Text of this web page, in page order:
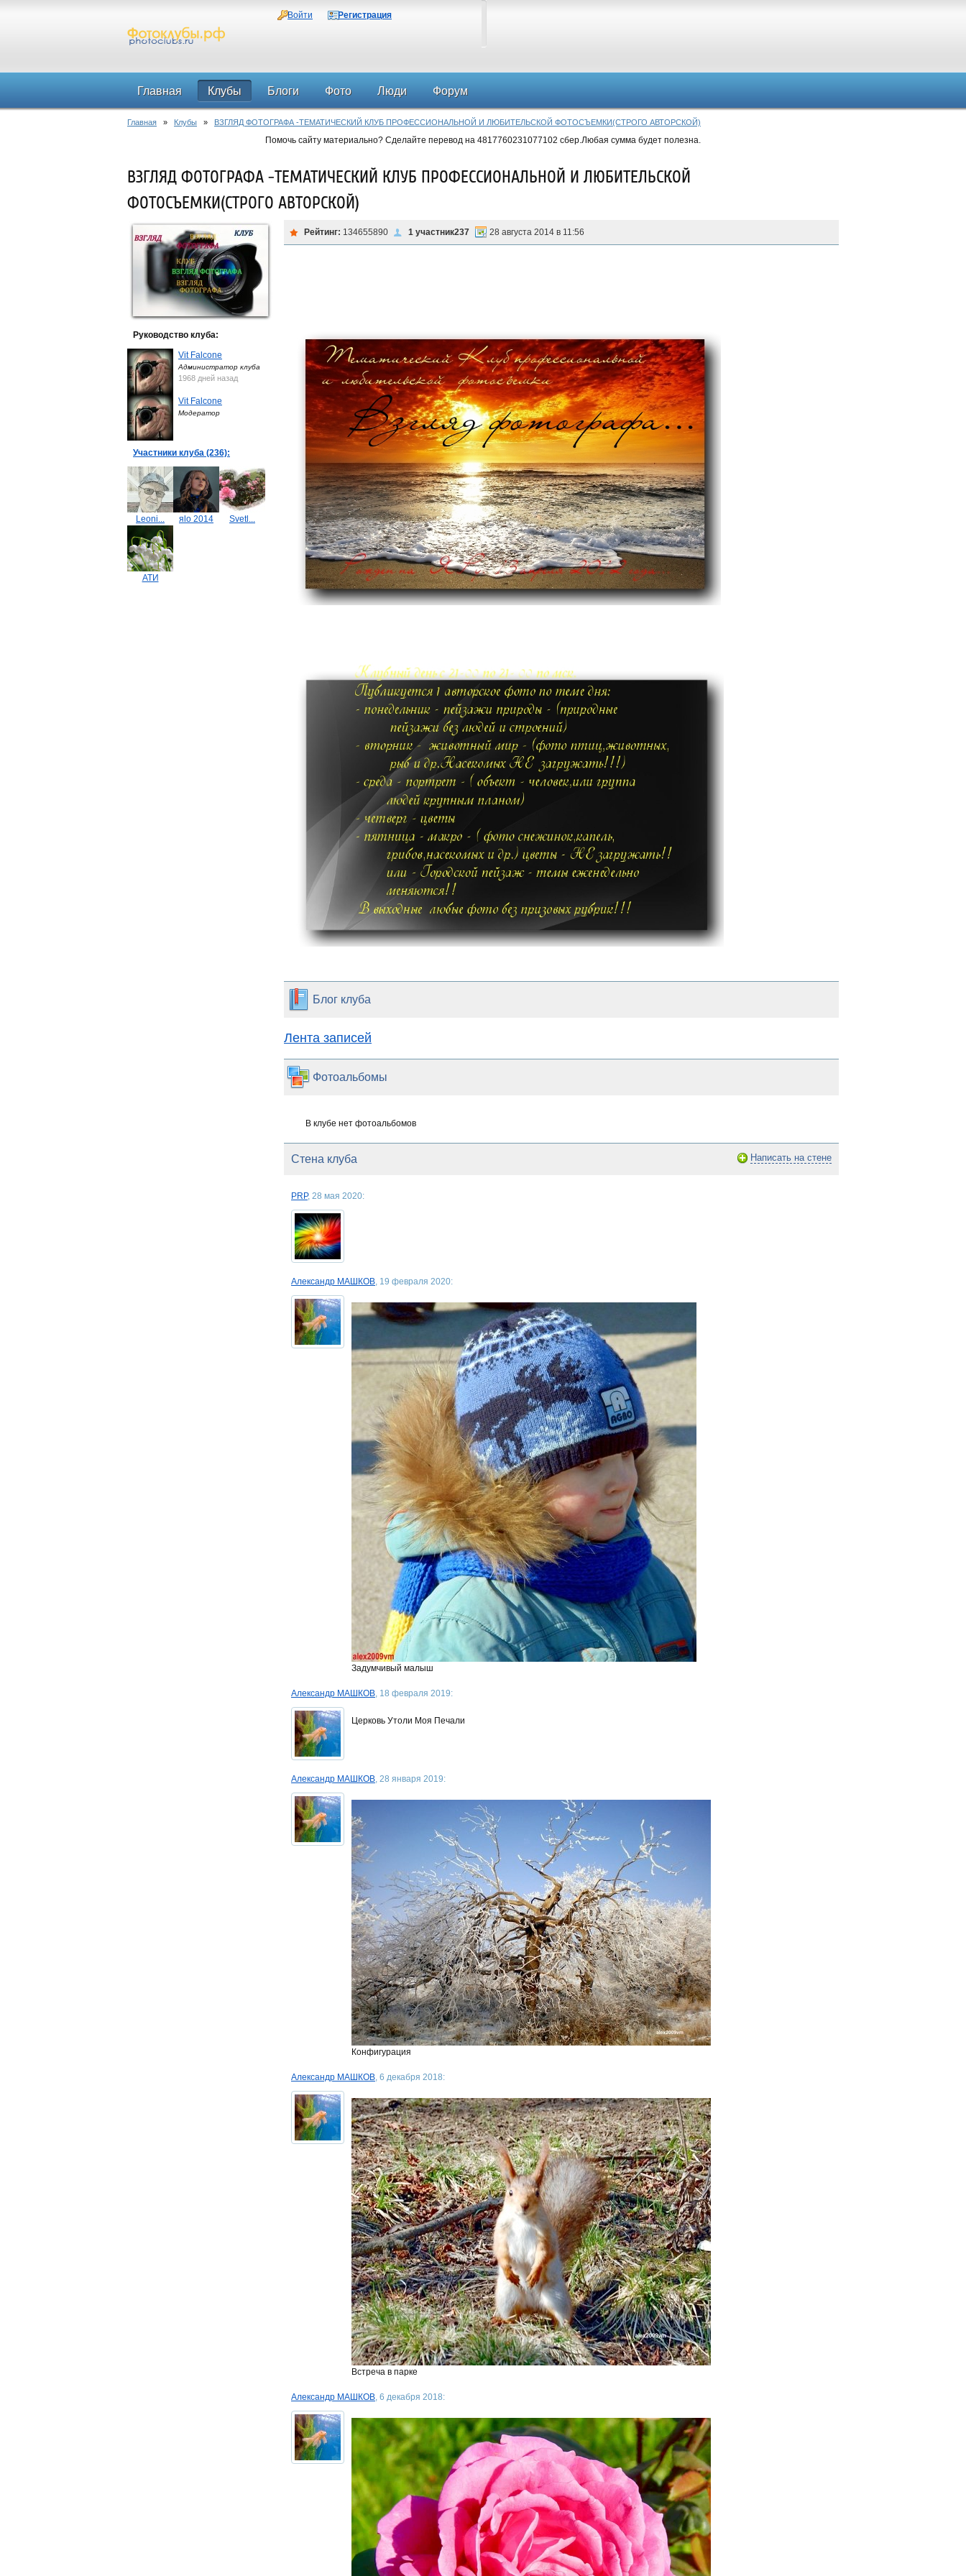
Войти Регистрация
Главная Клубы Блоги Фото Люди Форум
Главная » Клубы » ВЗГЛЯД ФОТОГРАФА -ТЕМАТИЧЕСКИЙ КЛУБ ПРОФЕССИОНАЛЬНОЙ И ЛЮБИТЕЛЬСКОЙ ФОТОСЪЕМКИ(СТРОГО АВТОРСКОЙ)
Помочь сайту материально? Сделайте перевод на 4817760231077102 сбер.Любая сумма будет полезна.
ВЗГЛЯД ФОТОГРАФА -ТЕМАТИЧЕСКИЙ КЛУБ ПРОФЕССИОНАЛЬНОЙ И ЛЮБИТЕЛЬСКОЙ
ФОТОСЪЕМКИ(СТРОГО АВТОРСКОЙ)
Руководство клуба:
Vit Falcone
Администратор клуба
1968 дней назад
Vit Falcone
Модератор
Участники клуба (236):
Leoni... яlo 2014 Svetl...
АТИ
Рейтинг: 134655890 1 участник237 28 августа 2014 в 11:56
Блог клуба
Лента записей
Фотоальбомы
В клубе нет фотоальбомов
Стена клуба Написать на стене
PRP, 28 мая 2020:
Александр МАШКОВ, 19 февраля 2020:
Задумчивый малыш
Александр МАШКОВ, 18 февраля 2019:
Церковь Утоли Моя Печали
Александр МАШКОВ, 28 января 2019:
Конфигурация
Александр МАШКОВ, 6 декабря 2018:
Встреча в парке
Александр МАШКОВ, 6 декабря 2018: